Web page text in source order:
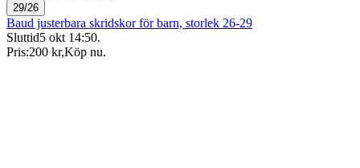
29/26
Baud justerbara skridskor för barn, storlek 26-29
Sluttid5 okt 14:50.
Pris:200 kr,Köp nu.